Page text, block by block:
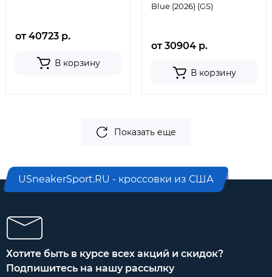
от 40723 р.
В корзину
Blue (2026) (GS)
от 30904 р.
В корзину
Показать еще
USneakerSport.RU - кроссовки из США
Хотите быть в курсе всех акций и скидок?
Подпишитесь на нашу рассылку